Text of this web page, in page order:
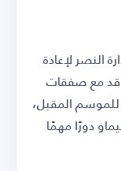
النصر لإعادة
مع صفقات
للموسم المقبل،
دورًا مهمًا